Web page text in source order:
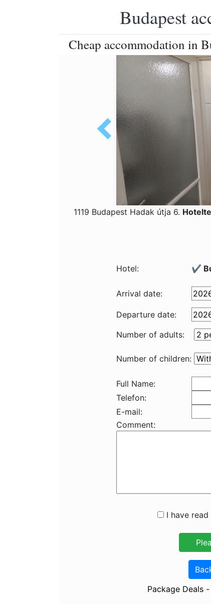
Budapest
Cheap accommodation in
1119 Budapest Hadak útja 6.
Hotel: ✔️
Arrival date:
Departure date:
Number of adults:
Number of children:
Full Name:
Telefon:
E-mail:
Comment:
I have
Package Deals